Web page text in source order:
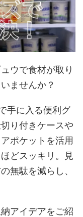
ウで食材が取り
ませんか？
手に入る便利グ
り付きケースや
ポケットを活用
どスッキリ。見
無駄を減らし、
アイデアをご紹